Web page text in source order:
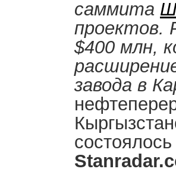
саммита
проектов.
$400 млн,
завода в